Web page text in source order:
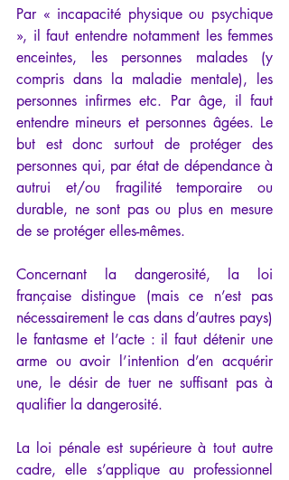
Par « incapacité physique ou psychique
», il faut entendre notamment les femmes
enceintes, les personnes malades (y
compris dans la maladie mentale), les
personnes infirmes etc. Par âge, il faut
entendre mineurs et personnes âgées. Le
but est donc surtout de protéger des
personnes qui, par état de dépendance à
autrui et/ou fragilité temporaire ou
durable, ne sont pas ou plus en mesure
de se protéger elles-mêmes.
Concernant la dangerosité, la loi
française distingue (mais ce n’est pas
nécessairement le cas dans d’autres pays)
le fantasme et l’acte : il faut détenir une
arme ou avoir l’intention d’en acquérir
une, le désir de tuer ne suffisant pas à
qualifier la dangerosité.
La loi pénale est supérieure à tout autre
cadre, elle s’applique au professionnel